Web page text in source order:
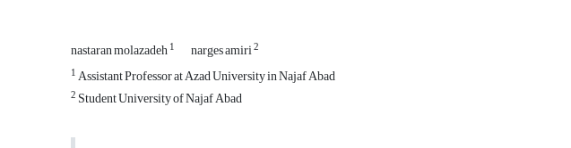
nastaran molazadeh1 narges amiri2
1Assistant Professor at Azad University in Najaf Abad
2 Student University of Najaf Abad